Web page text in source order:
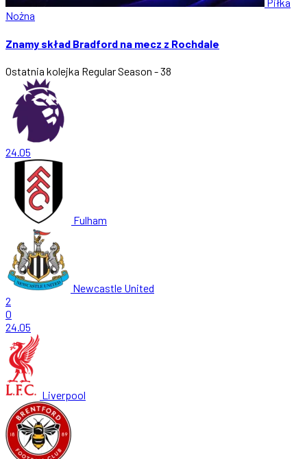
Piłka
Nożna
Znamy skład Bradford na mecz z Rochdale
Ostatnia kolejka Regular Season - 38
24.05
Fulham
Newcastle United
2
0
24.05
Liverpool